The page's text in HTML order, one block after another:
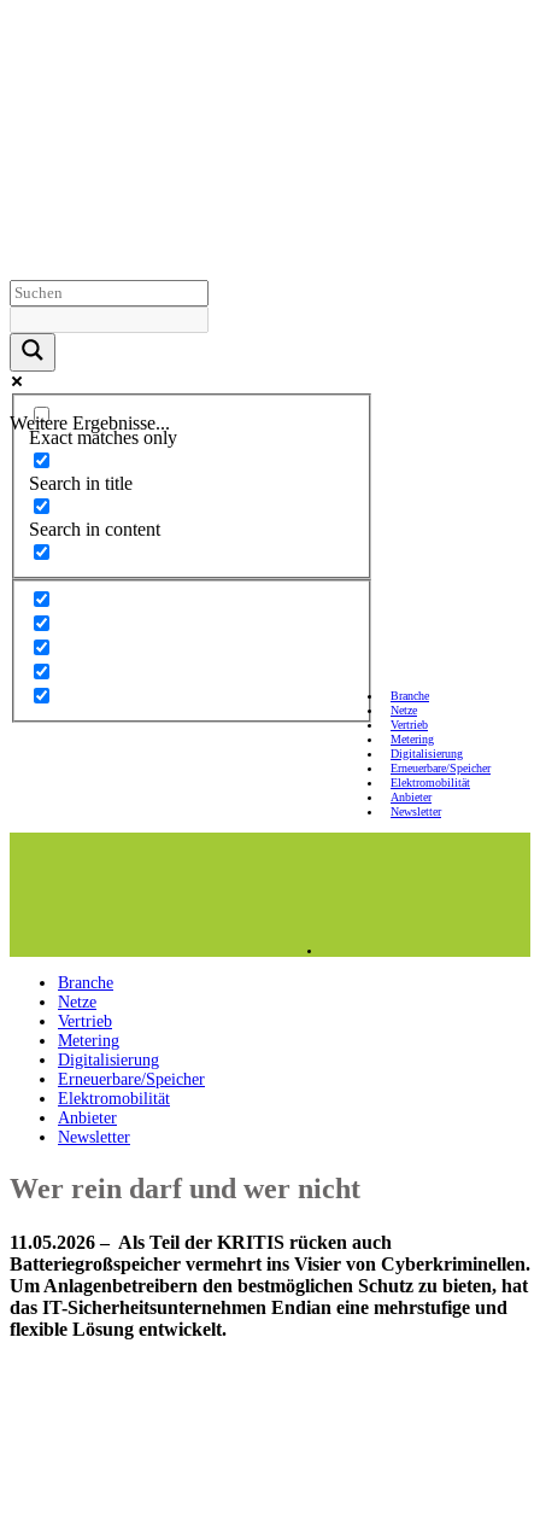
Weitere Ergebnisse...
Exact matches only
Search in title
Search in content
Branche
Netze
Vertrieb
Metering
Digitalisierung
Erneuerbare/Speicher
Elektromobilität
Anbieter
Newsletter
Branche
Netze
Vertrieb
Metering
Digitalisierung
Erneuerbare/Speicher
Elektromobilität
Anbieter
Newsletter
Wer rein darf und wer nicht
11.05.2026 – Als Teil der KRITIS rücken auch
Batteriegroßspeicher vermehrt ins Visier von Cyberkriminellen.
Um Anlagenbetreibern den bestmöglichen Schutz zu bieten, hat
das IT-Sicherheitsunternehmen Endian eine mehrstufige und
flexible Lösung entwickelt.